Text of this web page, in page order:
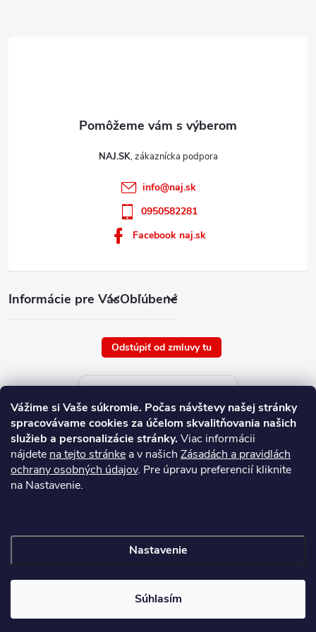
Vážime si Vaše súkromie. Počas návštevy našej stránky
spracovávame cookies za účelom skvalitňovania našich
služieb a personalizácie stránky.Viac informácii
nájdete na tejto stránke a v našich Zásadách a pravidlách
ochrany osobných údajov. Pre úpravu preferencií kliknite
na Nastavenie.
Nastavenie
Súhlasím
Informácie pre VásObľúbené
NAJ.SK
info@naj.sk
0950582281
Facebook naj.sk
Odstúpiť od zmluvy tu
Aktuálne ceny tovaru
platné od : 6/8/2026
Copyright 2026NAJ.SK. Všetky práva vyhradené.